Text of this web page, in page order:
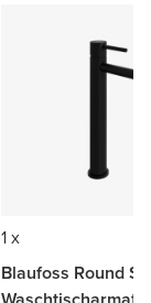
1 x
Blaufoss Round S